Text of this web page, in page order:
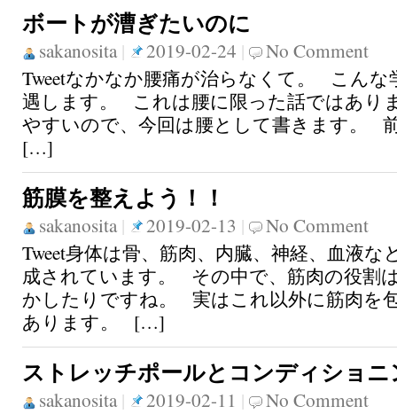
ボートが漕ぎたいのに
sakanosita| 2019-02-24 |
No Comment
Tweetなかなか腰痛が治らなくて。 こんな
遇します。 これは腰に限った話ではあり
やすいので、今回は腰として書きます。
[…]
筋膜を整えよう！！
sakanosita| 2019-02-13 |
No Comment
Tweet身体は骨、筋肉、内臓、神経、血液な
成されています。 その中で、筋肉の役割
かしたりですね。 実はこれ以外に筋肉を
あります。 […]
ストレッチポールとコンディショニ
sakanosita| 2019-02-11 |
No Comment